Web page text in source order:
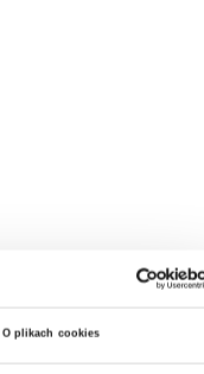
O plikach cookies